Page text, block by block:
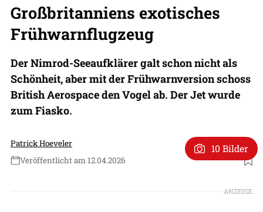
Großbritanniens exotisches
Frühwarnflugzeug
Der Nimrod-Seeaufklärer galt schon nicht als
Schönheit, aber mit der Frühwarnversion schoss
British Aerospace den Vogel ab. Der Jet wurde
zum Fiasko.
Patrick Hoeveler
Veröffentlicht am 12.04.2026
Foto: British Aerospace
10 Bilder
ANZEIGE